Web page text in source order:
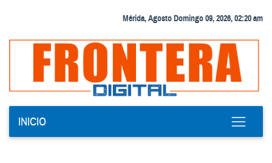
Mérida, Agosto Domingo 09, 2026, 02:20 am
INICIO